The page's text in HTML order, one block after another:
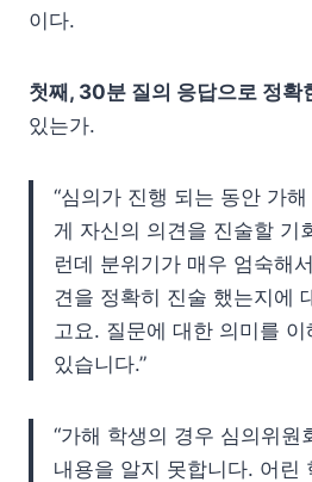
이다.
첫째, 30분 질의 응답으로 정확
있는가.
“심의가 진행 되는 동안 가
게 자신의 의견을 진술할 기
런데 분위기가 매우 엄숙해
견을 정확히 진술 했는지에
고요. 질문에 대한 의미를
있습니다.”
“가해 학생의 경우 심의위원
내용을 알지 못합니다. 어린